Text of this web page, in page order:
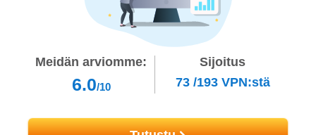
Meidän arviomme:
6.0/10
Sijoitus
73 /193VPN:stä